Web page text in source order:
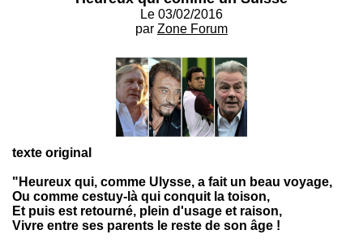
Le 03/02/2016
par Zone Forum
texte original
"Heureux qui, comme Ulysse, a fait un beau voyage,
Ou comme cestuy-là qui conquit la toison,
Et puis est retourné, plein d'usage et raison,
Vivre entre ses parents le reste de son âge !